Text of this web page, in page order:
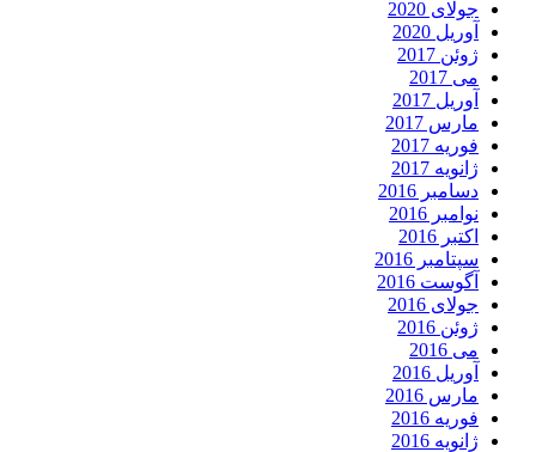
جولای 2020
آوریل 2020
ژوئن 2017
می 2017
آوریل 2017
مارس 2017
فوریه 2017
ژانویه 2017
دسامبر 2016
نوامبر 2016
اکتبر 2016
سپتامبر 2016
آگوست 2016
جولای 2016
ژوئن 2016
می 2016
آوریل 2016
مارس 2016
فوریه 2016
ژانویه 2016